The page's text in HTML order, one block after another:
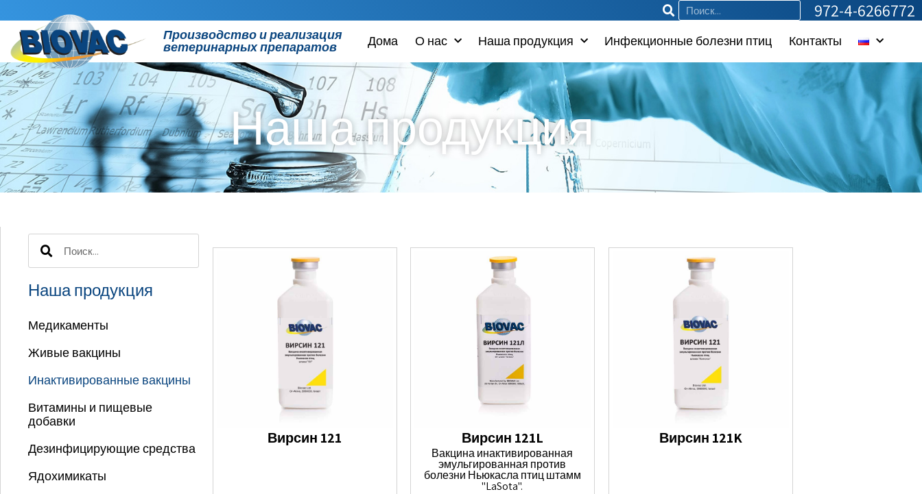
972-4-6266772
Производство и реализация
ветеринарных препаратов Дома О нас Наша продукция Инфекционные болезни птиц Контакты
Наша продукция
Наша продукция
Медикаменты
Живые вакцины
Инактивированные вакцины
Витамины и пищевые
добавки
Дезинфицирующие средства
Ядохимикаты
Вирсин 121 Вирсин 121L
Вакцина инактивированная
эмульгированная против
болезни Ньюкасла птиц штамм
"LaSota".
Вирсин 121K